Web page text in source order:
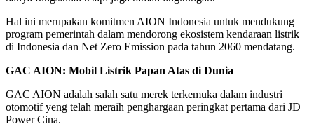
Hal ini merupakan komitmen AION Indonesia untuk mendukung
program pemerintah dalam mendorong ekosistem kendaraan listrik
di Indonesia dan Net Zero Emission pada tahun 2060 mendatang.
GAC AION: Mobil Listrik Papan Atas di Dunia
GAC AION adalah salah satu merek terkemuka dalam industri
otomotif yeng telah meraih penghargaan peringkat pertama dari JD
Power Cina.